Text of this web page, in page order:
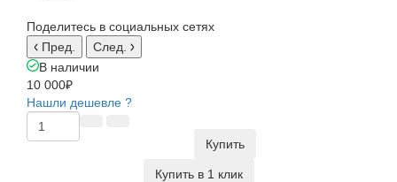
Поделитесь в социальных сетях
Пред.
След.
В наличии
10 000₽
Нашли дешевле ?
Купить
Купить в 1 клик